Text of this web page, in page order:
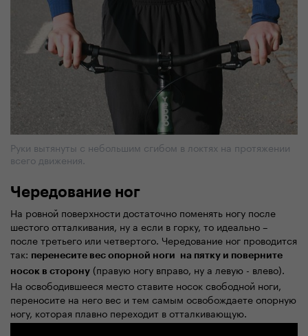
Руки вытянуты с небольшим сгибом в локтях на протяжении
всего движения.
Чередование ног
На ровной поверхности достаточно поменять ногу после
шестого отталкивания, ну а если в горку, то идеально –
после третьего или четвертого. Чередование ног проводится
так: перенесите вес опорной ноги на пятку и поверните
носок в сторону (правую ногу вправо, ну а левую - влево).
На освободившееся место ставите носок свободной ноги,
переносите на него вес и тем самым освобождаете опорную
ногу, которая плавно переходит в отталкивающую.